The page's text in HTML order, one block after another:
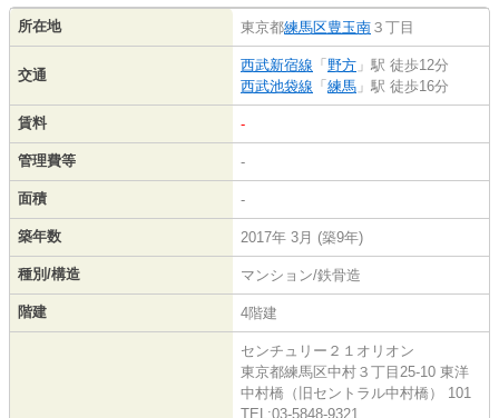
所在地 東京都練馬区豊玉南 ３丁目
交通
西武新宿線 「 野方 」駅 徒歩12分
西武池袋線 「 練馬 」駅 徒歩16分
賃料 -
管理費等 -
面積 -
築年数 2017年 3月 (築9年)
種別/構造 マンション/鉄骨造
階建 4階建
センチュリー２１オリオン
東京都練馬区中村３丁目25-10 東洋
中村橋（旧セントラル中村橋） 101
TEL:03-5848-9321